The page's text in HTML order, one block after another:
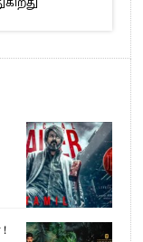
!